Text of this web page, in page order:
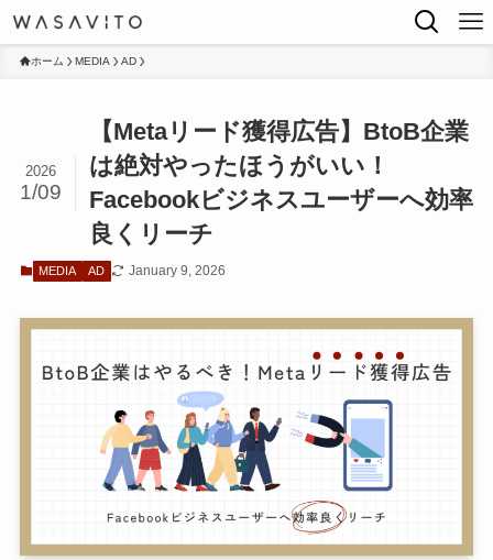
ホーム MEDIA AD
【Metaリード獲得広告】BtoB企業
は絶対やったほうがいい！
Facebookビジネスユーザーへ効率
良くリーチ
2026
1/09
MEDIA AD January 9, 2026